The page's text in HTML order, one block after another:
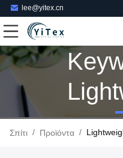
lee@yitex.cn
Σπίτι / Προϊόντα /